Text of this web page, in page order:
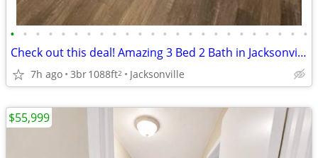
• • • • • • • • • • • • • • • • • • • • • • • •
Check out this deal! Amazing 3 Bed 2 Bath in Jacksonville
7h ago 3br1088ft2 Jacksonville
$55,999